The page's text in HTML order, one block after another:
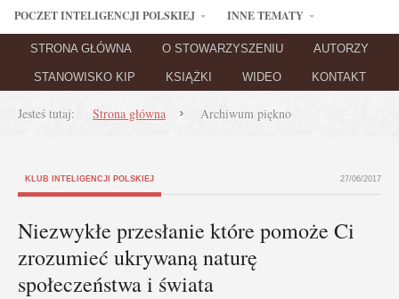
POCZET INTELIGENCJI POLSKIEJ INNE TEMATY
STRONA GŁÓWNA O STOWARZYSZENIU AUTORZY
STANOWISKO KIP KSIĄŻKI WIDEO KONTAKT
Jesteś tutaj: Strona główna Archiwum piękno
KLUB INTELIGENCJI POLSKIEJ 27/06/2017
Niezwykłe przesłanie które pomoże Ci
zrozumieć ukrywaną naturę
społeczeństwa i świata